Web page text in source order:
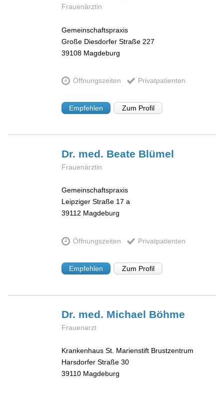
Frauenärztin
Gemeinschaftspraxis
Große Diesdorfer Straße 227
39108 Magdeburg
Öffnungszeiten Privatpatienten
Empfehlen Zum Profil
Dr. med. Beate Blümel
Frauenärztin
Gemeinschaftspraxis
Leipziger Straße 17 a
39112 Magdeburg
Öffnungszeiten Privatpatienten
Empfehlen Zum Profil
Dr. med. Michael Böhme
Frauenarzt
Krankenhaus St. Marienstift Brustzentrum
Harsdorfer Straße 30
39110 Magdeburg